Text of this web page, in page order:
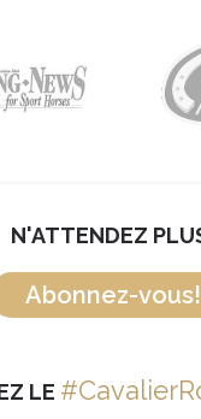
N'ATTENDEZ
Abonnez-vous!
LE